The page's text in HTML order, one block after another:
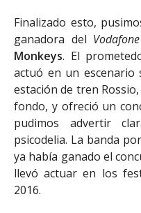
Finalizado esto,
ganadora del
Monkeys. El
actuó en un
estación de tren
fondo, y ofreció un
pudimos advertir
psicodelia. La banda
ya había ganado el
llevó actuar en los
2016.